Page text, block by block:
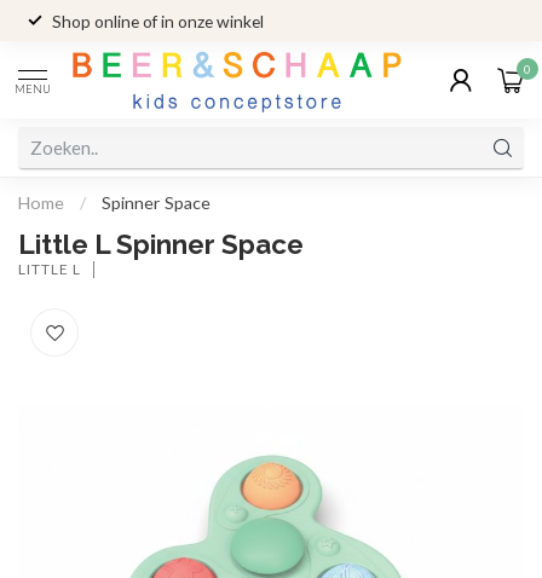
Shop online of in onze winkel
MENU
0
Home / Spinner Space
Little L Spinner Space
LITTLE L